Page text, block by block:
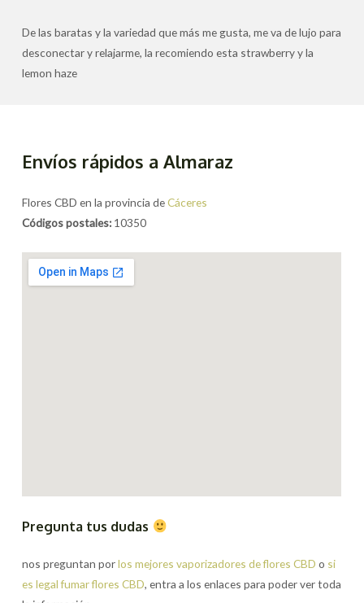
De las baratas y la variedad que más me gusta, me va de lujo para
desconectar y relajarme, la recomiendo esta strawberry y la
lemon haze
Envíos rápidos a Almaraz
Flores CBD en la provincia deCáceres
Códigos postales: 10350
Pregunta tus dudas
nos preguntan porlos mejores vaporizadores de flores CBD o si
es legal fumar flores CBD, entra a los enlaces para poder ver toda